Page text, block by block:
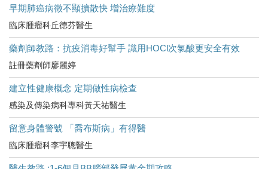
早期肺癌病徵不顯擴散快 增治療難度
臨床腫瘤科丘德芬醫生
藥劑師教路：抗疫消毒好幫手 識用HOCl次氯酸更安全有效
註冊藥劑師廖麗婷
建立性健康概念 定期做性病檢查
感染及傳染病科專科黃天祐醫生
留意身體警號 「喬布斯病」有得醫
臨床腫瘤科李宇聰醫生